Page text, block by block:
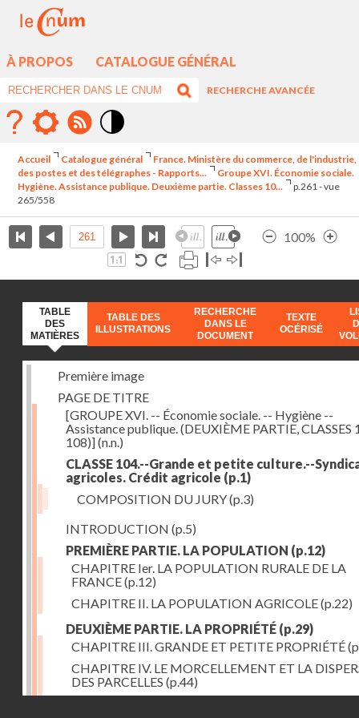
À PROPOS CATALOGUE GÉNÉRAL
RECHERCHE AVANCÉE
élévé
Accueil Catalogue général
France. Ministère du commerce, de l'industrie,
des postes et des télégraphes - Rapports...
Groupe XVI. Économie sociale.
Hygiène. Assistance publique. Deuxième partie. Classes 10...
p.261 - vue
265/558
100%
TABLE
DES
MATIÈRES
TABLE DES
ILLUSTRATIONS
RECHERCHE
DANS LE
DOCUMENT
TEXTE
OCÉRISÉ
Première image
PAGE DE TITRE
[GROUPE XVI. -- Économie sociale. -- Hygiène --
Assistance publique. (DEUXIÈME PARTIE, CLASSES
108)](n.n.)
CLASSE 104.--Grande et petite culture.--
agricoles. Crédit agricole (p.1)
COMPOSITION DU JURY(p.3)
INTRODUCTION (p.5)
PREMIÈRE PARTIE. LA POPULATION (p.12)
CHAPITRE Ier. LA POPULATION RURALE DE LA
FRANCE(p.12)
CHAPITRE II. LA POPULATION AGRICOLE(p.22)
DEUXIÈME PARTIE. LA PROPRIÉTÉ (p.29)
CHAPITRE III. GRANDE ET PETITE PROPRIÉTÉ
CHAPITRE IV. LE MORCELLEMENT ET LA
DES PARCELLES (p.44)